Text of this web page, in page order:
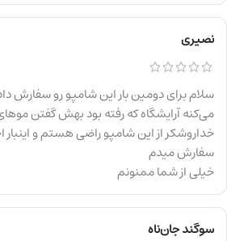
نصیری
سلام برای دومین بار این شامپو رو سفارش
می‌کنه آرایشگاه که رفته بود بهش گفتن
خداروشکر از این شامپو راضی هستم و اینبار
سفارش میدم
خیلی از شما ممنونم
سوگند جان‌ناه